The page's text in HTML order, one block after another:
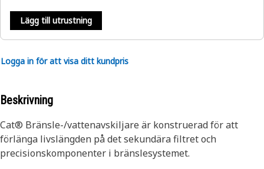
Lägg till utrustning
Logga in för att visa ditt kundpris
Beskrivning
Cat® Bränsle-/vattenavskiljare är konstruerad för att
förlänga livslängden på det sekundära filtret och
precisionskomponenter i bränslesystemet.